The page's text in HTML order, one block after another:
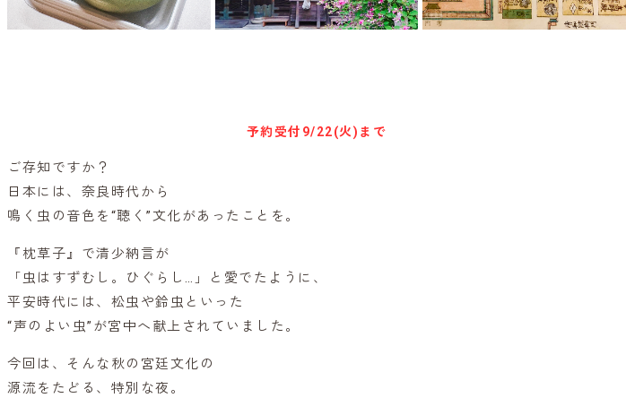
予約受付 9/22(火)まで
ご存知ですか？
日本には、奈良時代から
鳴く虫の音色を“聴く”文化があったことを。
『枕草子』で清少納言が
「虫はすずむし。ひぐらし…」と愛でたように、
平安時代には、松虫や鈴虫といった
“声のよい虫”が宮中へ献上されていました。
今回は、そんな秋の宮廷文化の
源流をたどる、特別な夜。